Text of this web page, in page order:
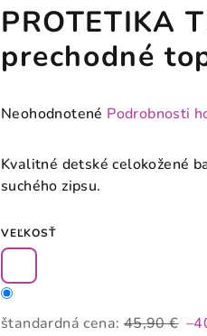
PROTETIKA
prechodné
Priemerné
produktu
5
Neohodnotené Podrobnosti
Kvalitné detské celokožené
suchého zipsu.
VEĽKOSŤ
štandardná cena: 45,90 €